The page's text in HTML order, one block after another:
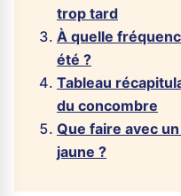
trop tard
À quelle
été ?
Tableau
du concombre
Que faire avec
jaune ?